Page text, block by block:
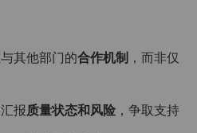
其他部门的合作机制 ，而非仅
报质量状态和风险 ，争取支持